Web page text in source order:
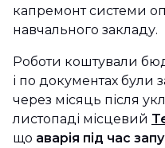
капремонт системи
навчального закладу.
Роботи коштували
і по документах були
через місяць після
листопаді місцевий
що аварія під час